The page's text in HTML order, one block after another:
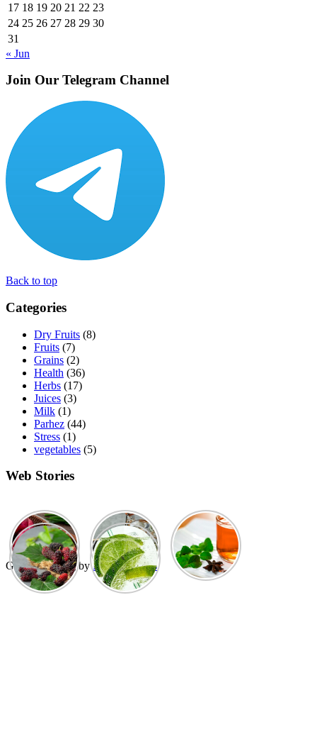
17 18 19 20 21 22 23
24 25 26 27 28 29 30
31
« Jun
Join Our Telegram Channel
Back to top
Categories
Dry Fruits (8)
Fruits (7)
Grains (2)
Health (36)
Herbs (17)
Juices (3)
Milk (1)
Parhez (44)
Stress (1)
vegetables (5)
Web Stories
GuCherry Blog byEverestthemes